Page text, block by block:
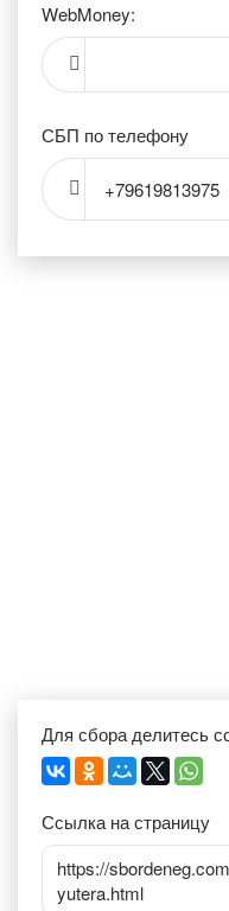
WebMoney:
СБП по телефону
+79619813975
Для сбора делитесь
Ссылка на страницу
https://
yutera.html